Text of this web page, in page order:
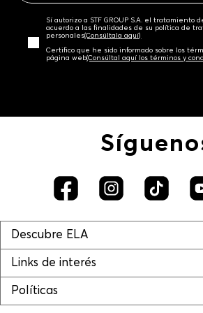
Sí autorizo a STF GROUP S.A. el tratamiento
acuerdo a las finalidades de su política de
personales‎(Consúltala aquí)
Certifico que he sido informado sobre los
página web‎(Consúltal aquí los términos y
Descubre ELA
Links de interés
Políticas